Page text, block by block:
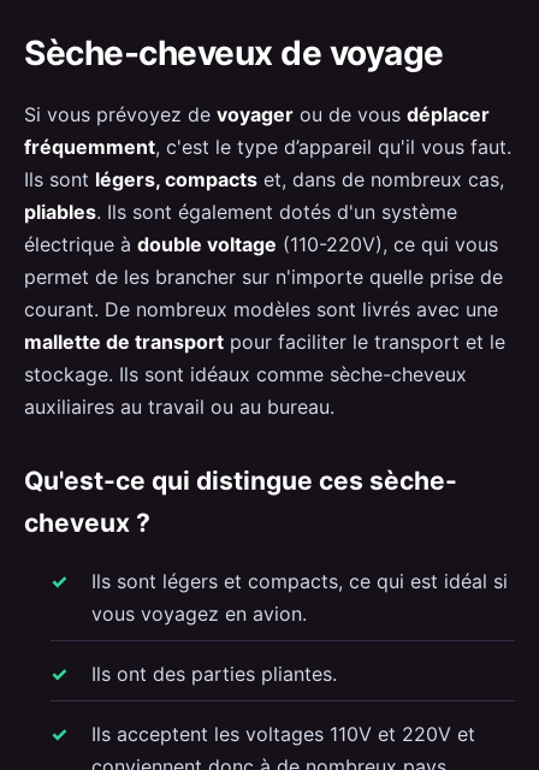
Sèche-cheveux de voyage
Si vous prévoyez de voyager ou de vous déplacer
fréquemment, c'est le type d’appareil qu'il vous faut.
Ils sont légers, compacts et, dans de nombreux cas,
pliables. Ils sont également dotés d'un système
électrique à double voltage (110-220V), ce qui vous
permet de les brancher sur n'importe quelle prise de
courant. De nombreux modèles sont livrés avec une
mallette de transport pour faciliter le transport et le
stockage. Ils sont idéaux comme sèche-cheveux
auxiliaires au travail ou au bureau.
Qu'est-ce qui distingue ces sèche-
cheveux ?
Ils sont légers et compacts, ce qui est idéal si
vous voyagez en avion.
Ils ont des parties pliantes.
Ils acceptent les voltages 110V et 220V et